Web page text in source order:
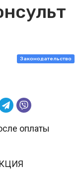
Законодательство
оплаты